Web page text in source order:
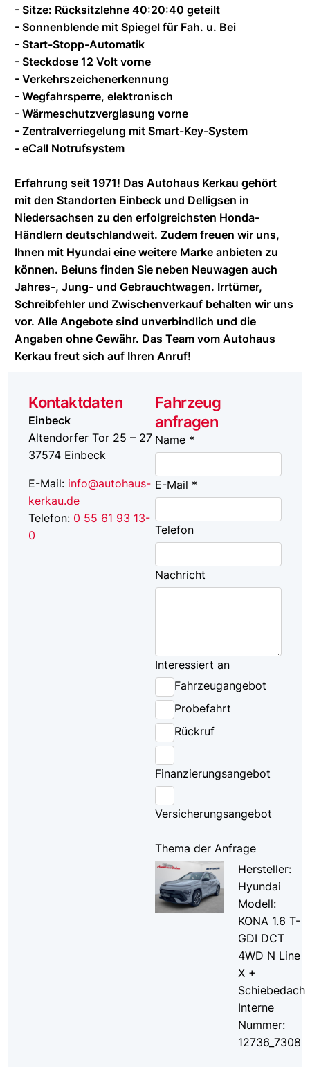
- Sitze: Rücksitzlehne 40:20:40 geteilt
- Sonnenblende mit Spiegel für Fah. u. Bei
- Start-Stopp-Automatik
- Steckdose 12 Volt vorne
- Verkehrszeichenerkennung
- Wegfahrsperre, elektronisch
- Wärmeschutzverglasung vorne
- Zentralverriegelung mit Smart-Key-System
- eCall Notrufsystem
Erfahrung seit 1971! Das Autohaus Kerkau gehört
mit den Standorten Einbeck und Delligsen in
Niedersachsen zu den erfolgreichsten Honda-
Händlern deutschlandweit. Zudem freuen wir uns,
Ihnen mit Hyundai eine weitere Marke anbieten zu
können. Beiuns finden Sie neben Neuwagen auch
Jahres-, Jung- und Gebrauchtwagen. Irrtümer,
Schreibfehler und Zwischenverkauf behalten wir uns
vor. Alle Angebote sind unverbindlich und die
Angaben ohne Gewähr. Das Team vom Autohaus
Kerkau freut sich auf Ihren Anruf!
Kontaktdaten
Einbeck
Altendorfer Tor 25 – 27
37574 Einbeck
E-Mail: info@autohaus-
kerkau.de
Telefon: 0 55 61 93 13-
0
Fahrzeug
anfragen
Name *
E-Mail *
Telefon
Nachricht
Interessiert an
Fahrzeugangebot
Probefahrt
Rückruf
Finanzierungsangebot
Versicherungsangebot
Thema der Anfrage
Hersteller:
Hyundai
Modell:
KONA 1.6 T-
GDI DCT
4WD N Line
X +
Schiebedach
Interne
Nummer:
12736_7308